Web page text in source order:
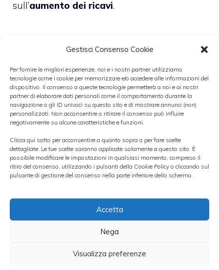
Gestisci Consenso Cookie
Per fornire le migliori esperienze, noi e i nostri partner utilizziamo
tecnologie come i cookie per memorizzare e/o accedere alle informazioni del
dispositivo. Il consenso a queste tecnologie permetterà a noi e ai nostri
partner di elaborare dati personali come il comportamento durante la
navigazione o gli ID univoci su questo sito e di mostrare annunci (non)
personalizzati. Non acconsentire o ritirare il consenso può influire
negativamente su alcune caratteristiche e funzioni.
Clicca qui sotto per acconsentire a quanto sopra o per fare scelte
dettagliate. Le tue scelte saranno applicate solamente a questo sito. È
possibile modificare le impostazioni in qualsiasi momento, compreso il
ritiro del consenso, utilizzando i pulsanti della Cookie Policy o cliccando sul
pulsante di gestione del consenso nella parte inferiore dello schermo.
Accetta
Nega
Visualizza preferenze
sull’aumento dei ricavi.
Tuttavia, a portare gli esperti a considerare
Mediaset una delle migliori idee di
investimento per il 2013 è soprattutto il
forte potenziale di crescita degli utili
seguito alla stabilizzazione dei ricavi. A loro
avviso, infatti, non ci sono altre aziende
europee attive nel comparto dei media e
sotto la loro copertura che presentano una
tale potenziale, fatta eccezione per Sky
posizione di perdita.
In particolare, gli analisti di Berenberg si
aspettano per l’esercizio in corso una